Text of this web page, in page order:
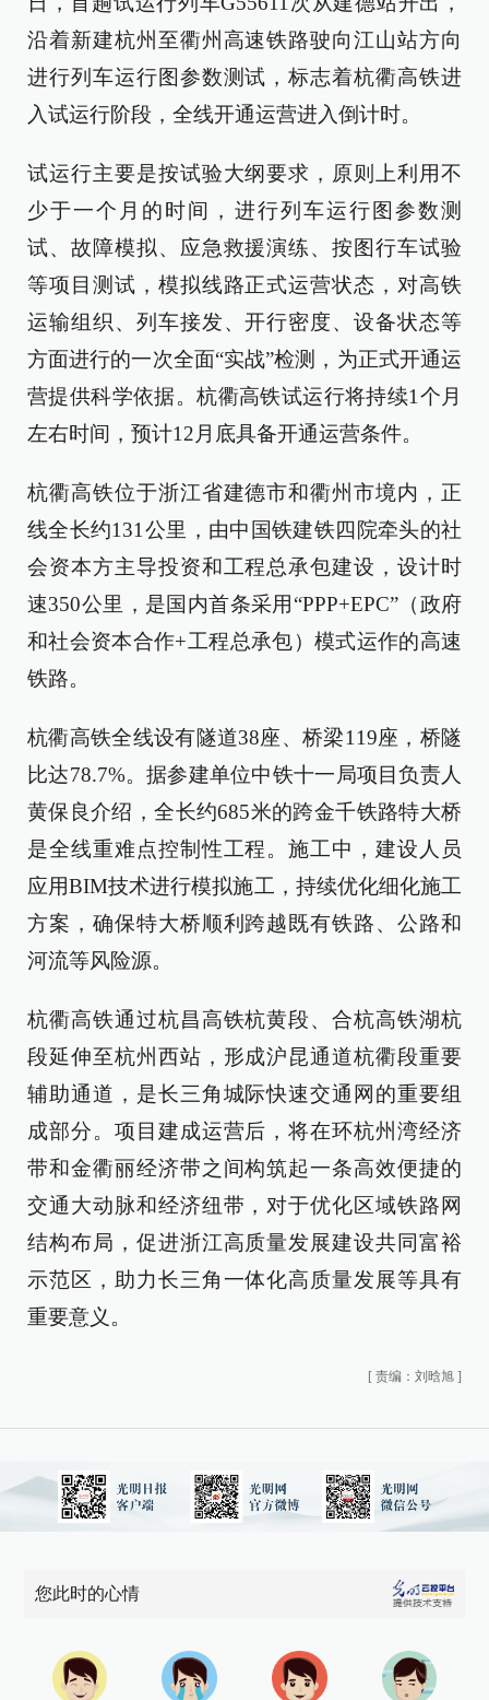
沿着新建杭州至衢州高速铁路驶向江山站方向
进行列车运行图参数测试，标志着杭衢高铁进
入试运行阶段，全线开通运营进入倒计时。
试运行主要是按试验大纲要求，原则上利用不
少于一个月的时间，进行列车运行图参数测
试、故障模拟、应急救援演练、按图行车试验
等项目测试，模拟线路正式运营状态，对高铁
运输组织、列车接发、开行密度、设备状态等
方面进行的一次全面“实战”检测，为正式开通运
营提供科学依据。杭衢高铁试运行将持续1个月
左右时间，预计12月底具备开通运营条件。
杭衢高铁位于浙江省建德市和衢州市境内，正
线全长约131公里，由中国铁建铁四院牵头的社
会资本方主导投资和工程总承包建设，设计时
速350公里，是国内首条采用“PPP+EPC”（政府
和社会资本合作+工程总承包）模式运作的高速
铁路。
杭衢高铁全线设有隧道38座、桥梁119座，桥隧
比达78.7%。据参建单位中铁十一局项目负责人
黄保良介绍，全长约685米的跨金千铁路特大桥
是全线重难点控制性工程。施工中，建设人员
应用BIM技术进行模拟施工，持续优化细化施工
方案，确保特大桥顺利跨越既有铁路、公路和
河流等风险源。
杭衢高铁通过杭昌高铁杭黄段、合杭高铁湖杭
段延伸至杭州西站，形成沪昆通道杭衢段重要
辅助通道，是长三角城际快速交通网的重要组
成部分。项目建成运营后，将在环杭州湾经济
带和金衢丽经济带之间构筑起一条高效便捷的
交通大动脉和经济纽带，对于优化区域铁路网
结构布局，促进浙江高质量发展建设共同富裕
示范区，助力长三角一体化高质量发展等具有
重要意义。
[ 责编：刘晗旭 ]
您此时的心情